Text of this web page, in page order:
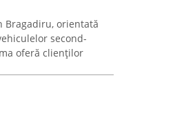
Bragadiru, orientată
second-
oferă clienților